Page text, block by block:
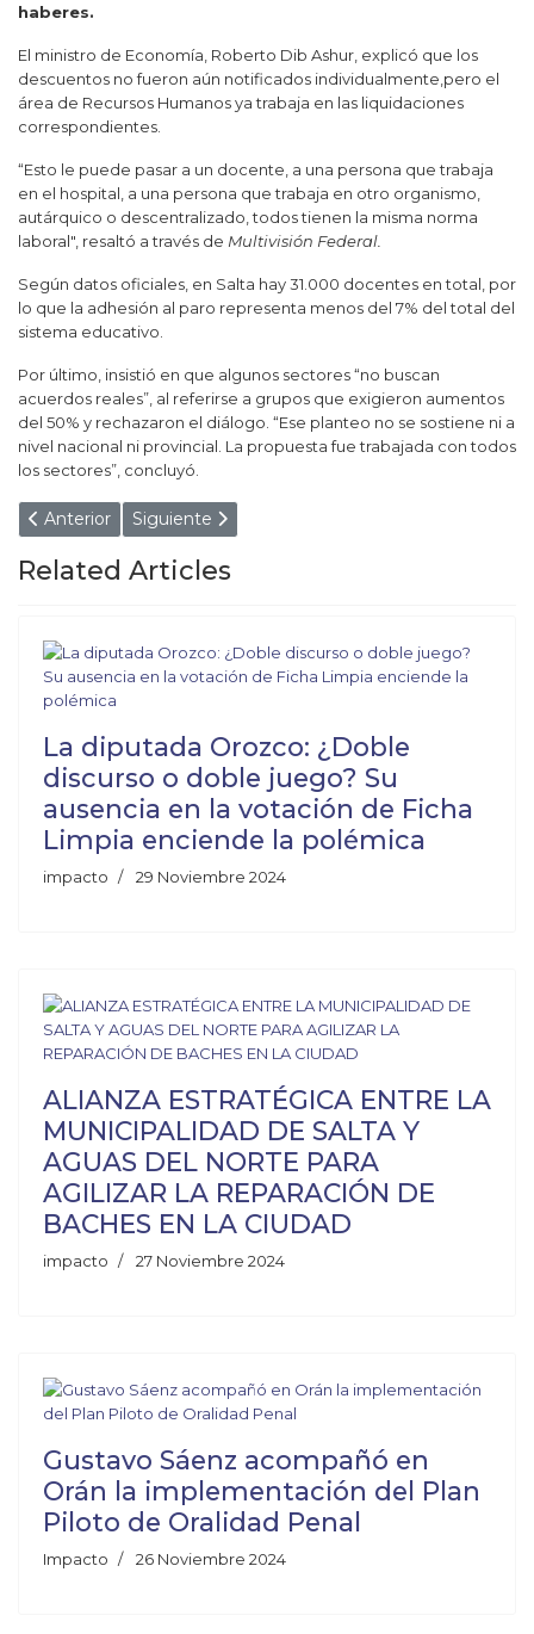
haberes.
El ministro de Economía, Roberto Dib Ashur, explicó que los
descuentos no fueron aún notificados individualmente,pero el
área de Recursos Humanos ya trabaja en las liquidaciones
correspondientes.
“Esto le puede pasar a un docente, a una persona que trabaja
en el hospital, a una persona que trabaja en otro organismo,
autárquico o descentralizado, todos tienen la misma norma
laboral", resaltó a través de Multivisión Federal.
Según datos oficiales, en Salta hay 31.000 docentes en total, por
lo que la adhesión al paro representa menos del 7% del total del
sistema educativo.
Por último, insistió en que algunos sectores “no buscan
acuerdos reales”, al referirse a grupos que exigieron aumentos
del 50% y rechazaron el diálogo. “Ese planteo no se sostiene ni a
nivel nacional ni provincial. La propuesta fue trabajada con todos
los sectores”, concluyó.
Artículo anterior: Floja defensa: El libertario Pablo López
Anterior Artículo siguiente: “Paritarias parte 2”:
Siguiente
Related Articles
La diputada Orozco: ¿Doble
discurso o doble juego? Su
ausencia en la votación de Ficha
Limpia enciende la polémica
impacto 29 Noviembre 2024
ALIANZA ESTRATÉGICA ENTRE LA
MUNICIPALIDAD DE SALTA Y
AGUAS DEL NORTE PARA
AGILIZAR LA REPARACIÓN DE
BACHES EN LA CIUDAD
impacto 27 Noviembre 2024
Gustavo Sáenz acompañó en
Orán la implementación del Plan
Piloto de Oralidad Penal
Impacto 26 Noviembre 2024